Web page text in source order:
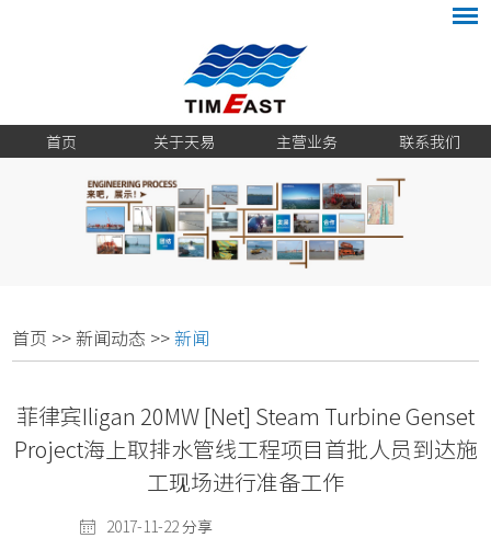
首页 关于天易 主营业务 联系我们
首页 >>新闻动态 >>新闻
菲律宾Iligan 20MW [Net] Steam Turbine Genset
Project海上取排水管线工程项目首批人员到达施
工现场进行准备工作
2017-11-22分享